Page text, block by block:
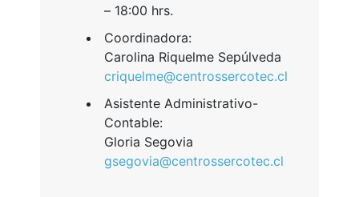
– 18:00 hrs.
​Coordinadora:
Carolina Riquelme Sepúlveda
criquelme@centrossercotec.cl
Asistente Administrativo-
Contable:
Gloria Segovia
gsegovia@centrossercotec.cl